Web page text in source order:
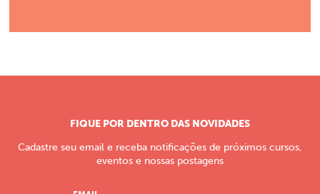
FIQUE POR DENTRO DAS NOVIDADES
Cadastre seu email e receba notificações de próximos cursos,
eventos e nossas postagens